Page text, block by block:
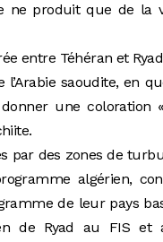
ne produit que de la
entre Téhéran et
saoudite, en
une coloration
des zones de
algérien,
de leur pays
de Ryad au FIS et